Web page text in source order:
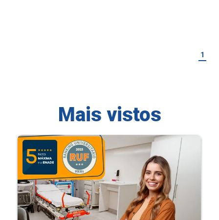
1
Mais vistos